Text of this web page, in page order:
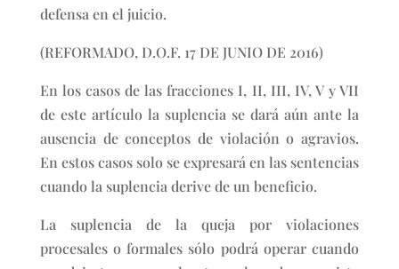
defensa en el juicio.
(REFORMADO, D.O.F. 17 DE JUNIO DE 2016)
En los casos de las fracciones I, II, III, IV, V y VII
de este artículo la suplencia se dará aún ante la
ausencia de conceptos de violación o agravios.
En estos casos solo se expresará en las sentencias
cuando la suplencia derive de un beneficio.
La suplencia de la queja por violaciones
procesales o formales sólo podrá operar cuando